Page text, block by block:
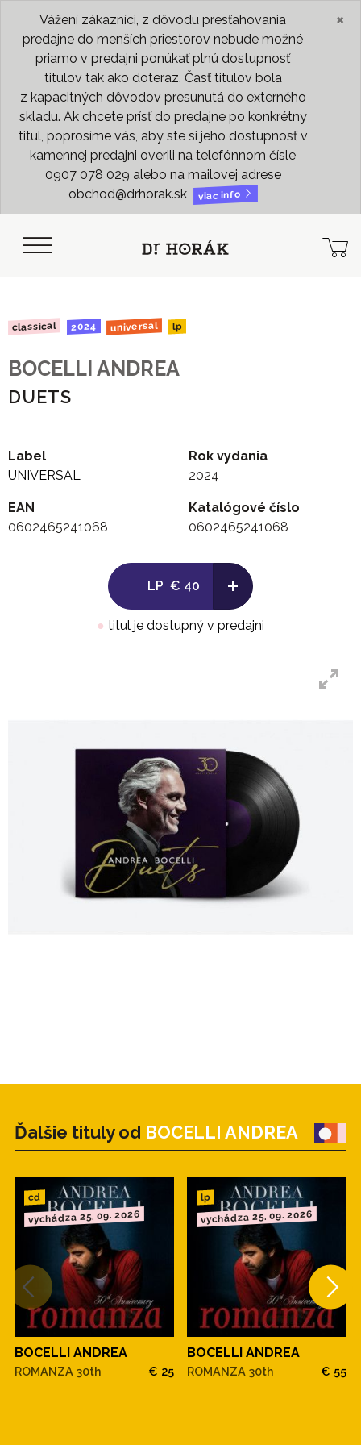
Vážení zákazníci, z dôvodu presťahovania
predajne do menších priestorov nebude možné
priamo v predajni ponúkať plnú dostupnosť
titulov tak ako doteraz. Časť titulov bola
z kapacitných dôvodov presunutá do externého
skladu. Ak chcete prísť do predajne po konkrétny
titul, poprosíme vás, aby ste si jeho dostupnosť v
kamennej predajni overili na telefónnom čísle
0907 078 029 alebo na mailovej adrese
obchod@drhorak.sk
viac info
×
classical 2024 universal lp
BOCELLI ANDREA
DUETS
Label
UNIVERSAL
Rok vydania
2024
EAN
0602465241068
Katalógové číslo
0602465241068
LP € 40 +
● titul je dostupný v predajni
Ďalšie tituly od BOCELLI ANDREA
cd
vychádza 25. 09. 2026
BOCELLI ANDREA
ROMANZA 30th € 25
lp
vychádza 25. 09. 2026
BOCELLI ANDREA
ROMANZA 30th € 55